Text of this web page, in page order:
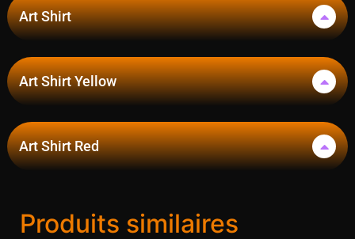
Art Shirt
Art Shirt Yellow
Art Shirt Red
Produits similaires